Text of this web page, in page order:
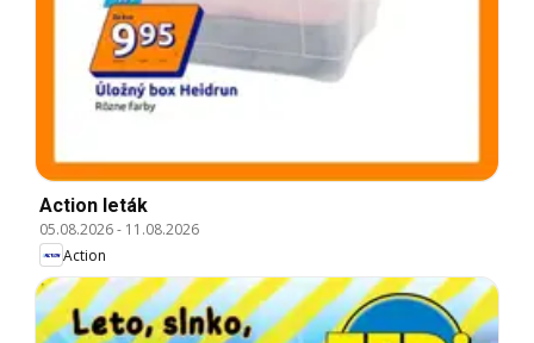
Action leták
05.08.2026- 11.08.2026
Action